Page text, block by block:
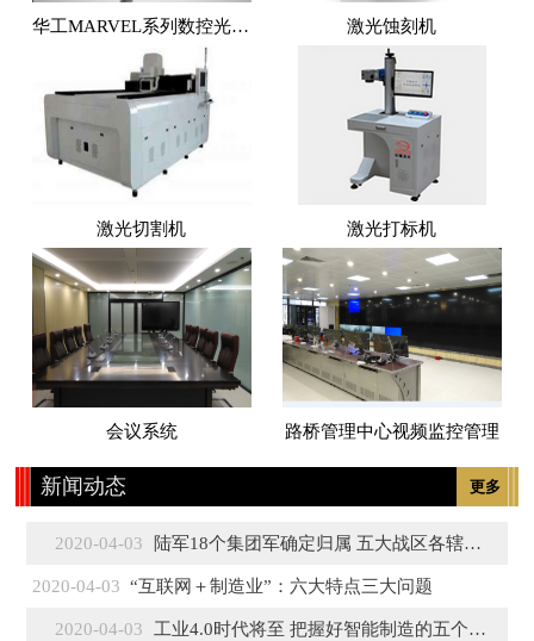
华工MARVEL系列数控光纤激光切割机 激光蚀刻机
激光切割机 激光打标机
会议系统 路桥管理中心视频监控管理
更多
新闻动态
2020-04-03 陆军18个集团军确定归属 五大战区各辖3至5个
2020-04-03 “互联网＋制造业”：六大特点三大问题
2020-04-03 工业4.0时代将至 把握好智能制造的五个特征